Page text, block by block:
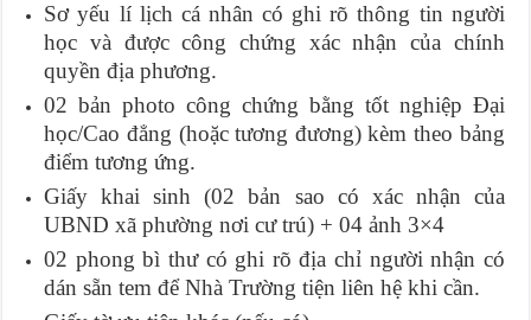
Sơ yếu lí lịch cá nhân có ghi rõ thông tin người
học và được công chứng xác nhận của chính
quyền địa phương.
02 bản photo công chứng bằng tốt nghiệp Đại
học/Cao đẳng (hoặc tương đương) kèm theo bảng
điểm tương ứng.
Giấy khai sinh (02 bản sao có xác nhận của
UBND xã phường nơi cư trú) + 04 ảnh 3×4
02 phong bì thư có ghi rõ địa chỉ người nhận có
dán sẵn tem để Nhà Trường tiện liên hệ khi cần.